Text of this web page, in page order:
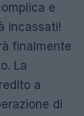
e
incassati!
finalmente
La
a
di